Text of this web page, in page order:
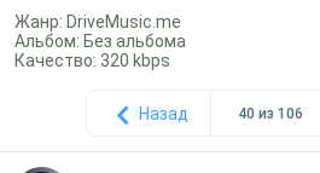
Жанр: DriveMusic.me
Альбом: Без альбома
Качество: 320 kbps
Назад 40 из 106